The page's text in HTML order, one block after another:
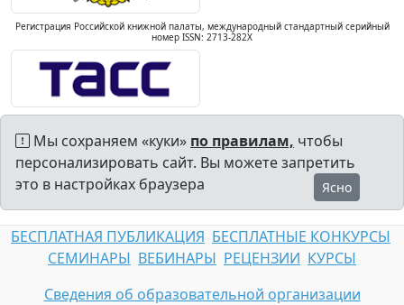
Регистрация Российской книжной палаты, международный стандартный серийный
номер ISSN: 2713-282X
Мы сохраняем «куки» по правилам, чтобы
персонализировать сайт. Вы можете запретить
это в настройках браузера
Ясно
БЕСПЛАТНАЯ ПУБЛИКАЦИЯ БЕСПЛАТНЫЕ КОНКУРСЫ
СЕМИНАРЫ ВЕБИНАРЫ РЕЦЕНЗИИ КУРСЫ
Сведения об образовательной организации